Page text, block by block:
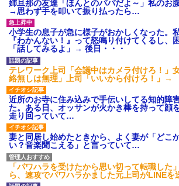
姉旦那の友達「ほんとのパパだよ～」私のお
→思わず手を叩いて振り払ったら…
小学生の息子が急に様子がおかしくなった。
『わかんない！』って怒鳴り付けてくるし、
「話してみるよ」→ 後日・・・
テレワーク上司「会議中はカメラ付けろ！」
絡無しは無理」上司「いいから付けろ！」→
近所のお寺に住み込みで手伝いしてる知的障
た。ある日、オッサンが火かき棒を持って顔
走り回っていて…
妻と同居し始めたときから、よく妻が「どこ
い？音楽聞こえる」と言っていて…
「パワハラを受けたから思い切って転職した
ら、速攻でパワハラかました元上司がLINEを